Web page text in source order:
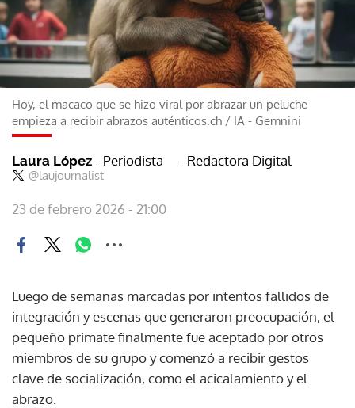
Hoy, el macaco que se hizo viral por abrazar un peluche
empieza a recibir abrazos auténticos.ch / IA - Gemnini
Laura López - Periodista
@laujournalist
- Redactora Digital
23 de febrero 2026 - 21:00
Luego de semanas marcadas por intentos fallidos de
integración y escenas que generaron preocupación, el
pequeño primate finalmente fue aceptado por otros
miembros de su grupo y comenzó a recibir gestos
clave de socialización, como el acicalamiento y el
abrazo.